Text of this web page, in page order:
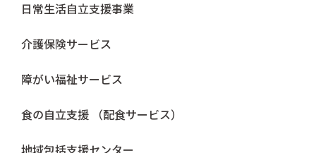
日常生活自立支援事業
介護保険サービス
障がい福祉サービス
食の自立支援 （配食サービス）